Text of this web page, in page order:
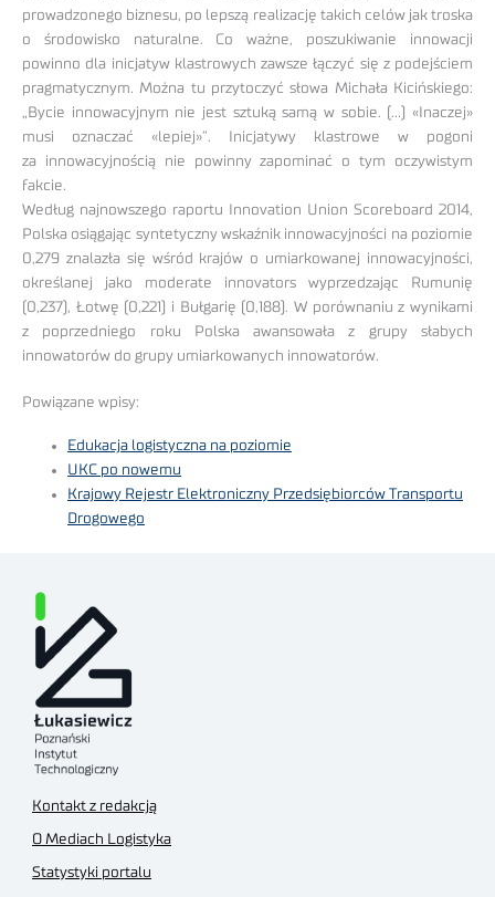
prowadzonego biznesu, po lepszą realizację takich celów jak troska
o środowisko naturalne. Co ważne, poszukiwanie innowacji
powinno dla inicjatyw klastrowych zawsze łączyć się z podejściem
pragmatycznym. Można tu przytoczyć słowa Michała Kicińskiego:
„Bycie innowacyjnym nie jest sztuką samą w sobie. (…) «Inaczej»
musi oznaczać «lepiej»”. Inicjatywy klastrowe w pogoni
za innowacyjnością nie powinny zapominać o tym oczywistym
fakcie.
Według najnowszego raportu Innovation Union Scoreboard 2014,
Polska osiągając syntetyczny wskaźnik innowacyjności na poziomie
0,279 znalazła się wśród krajów o umiarkowanej innowacyjności,
określanej jako moderate innovators wyprzedzając Rumunię
(0,237), Łotwę (0,221) i Bułgarię (0,188). W porównaniu z wynikami
z poprzedniego roku Polska awansowała z grupy słabych
innowatorów do grupy umiarkowanych innowatorów.
Powiązane wpisy:
Edukacja logistyczna na poziomie
UKC po nowemu
Krajowy Rejestr Elektroniczny Przedsiębiorców Transportu
Drogowego
Kontakt z redakcją
O Mediach Logistyka
Statystyki portalu